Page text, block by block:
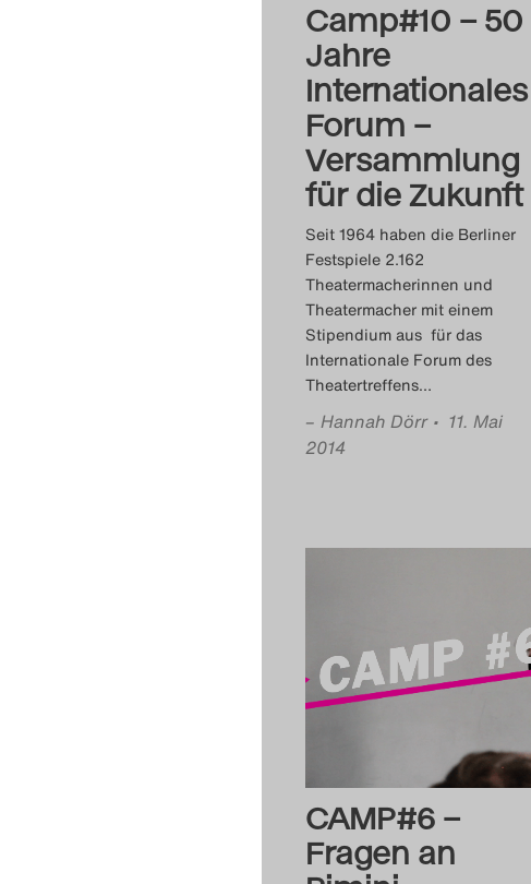
Camp#10 – 50
Jahre
Internationales
Forum –
Versammlung
für die Zukunft
Seit 1964 haben die Berliner
Festspiele 2.162
Theatermacherinnen und
Theatermacher mit einem
Stipendium aus für das
Internationale Forum des
Theatertreffens…
– Hannah Dörr • 11. Mai
2014
CAMP#6 –
Fragen an